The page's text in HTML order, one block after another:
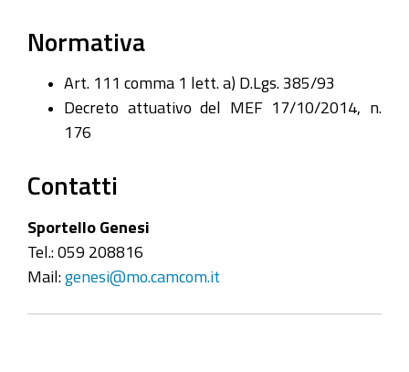
Normativa
Art. 111 comma 1 lett. a) D.Lgs. 385/93
Decreto attuativo del MEF 17/10/2014, n.
176
Contatti
Sportello Genesi
Tel.: 059 208816
Mail: genesi@mo.camcom.it